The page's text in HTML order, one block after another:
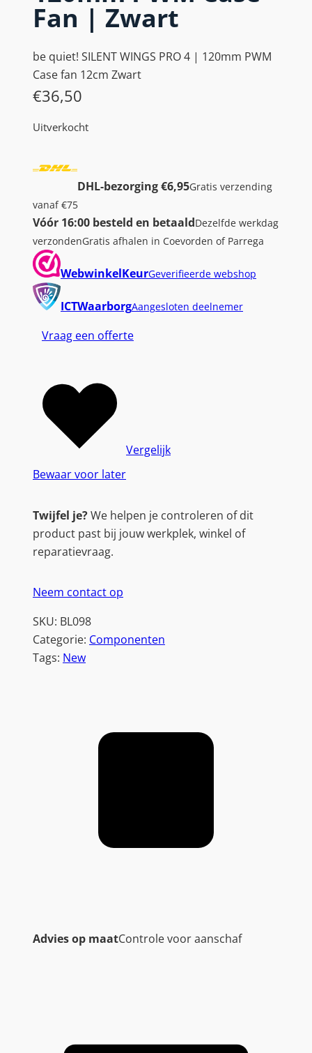
Fan | Zwart
be quiet! SILENT WINGS PRO 4 | 120mm PWM
Case fan 12cm Zwart
€36,50
Uitverkocht
DHL-bezorging €6,95Gratis verzending
vanaf €75
Vóór 16:00 besteld en betaaldDezelfde werkdag
verzondenGratis afhalen in Coevorden of Parrega
WebwinkelKeurGeverifieerde webshop
ICTWaarborgAangesloten deelnemer
Vraag een offerte
Bewaar voor later
Vergelijk
Twijfel je?We helpen je controleren of dit
product past bij jouw werkplek, winkel of
reparatievraag.
Neem contact op
SKU: BL098
Categorie: Componenten
Tags: New
Advies op maatControle voor aanschaf